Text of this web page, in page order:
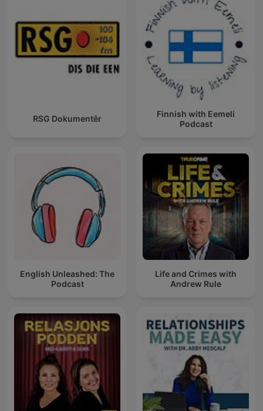
RSG Dokumentêr
Finnish with Eemeli
Podcast
English Unleashed: The
Podcast
Life and Crimes with
Andrew Rule